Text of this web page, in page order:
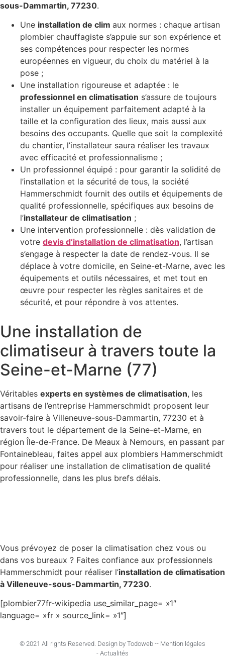
sous-Dammartin, 77230.
Une installation de clim aux normes : chaque artisan
plombier chauffagiste s’appuie sur son expérience et
ses compétences pour respecter les normes
européennes en vigueur, du choix du matériel à la
pose ;
Une installation rigoureuse et adaptée : le
professionnel en climatisation s’assure de toujours
installer un équipement parfaitement adapté à la
taille et la configuration des lieux, mais aussi aux
besoins des occupants. Quelle que soit la complexité
du chantier, l’installateur saura réaliser les travaux
avec efficacité et professionnalisme ;
Un professionnel équipé : pour garantir la solidité de
l’installation et la sécurité de tous, la société
Hammerschmidt fournit des outils et équipements de
qualité professionnelle, spécifiques aux besoins de
l’installateur de climatisation ;
Une intervention professionnelle : dès validation de
votre devis d’installation de climatisation, l’artisan
s’engage à respecter la date de rendez-vous. Il se
déplace à votre domicile, en Seine-et-Marne, avec les
équipements et outils nécessaires, et met tout en
œuvre pour respecter les règles sanitaires et de
sécurité, et pour répondre à vos attentes.
Une installation de
climatiseur à travers toute la
Seine-et-Marne (77)
Véritables experts en systèmes de climatisation, les
artisans de l’entreprise Hammerschmidt proposent leur
savoir-faire à Villeneuve-sous-Dammartin, 77230 et à
travers tout le département de la Seine-et-Marne, en
région Île-de-France. De Meaux à Nemours, en passant par
Fontainebleau, faites appel aux plombiers Hammerschmidt
pour réaliser une installation de climatisation de qualité
professionnelle, dans les plus brefs délais.
Vous prévoyez de poser la climatisation chez vous ou
dans vos bureaux ? Faites confiance aux professionnels
Hammerschmidt pour réaliser l’installation de climatisation
à Villeneuve-sous-Dammartin, 77230.
[plombier77fr-wikipedia use_similar_page= »1″
language= »fr » source_link= »1″]
© 2021 All rights Reserved. Design by Todoweb -- Mention légales
- Actualités